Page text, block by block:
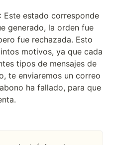
Este estado corresponde
generado, la orden fue
fue rechazada. Esto
motivos, ya que cada
tipos de mensajes de
te enviaremos un correo
ha fallado, para que